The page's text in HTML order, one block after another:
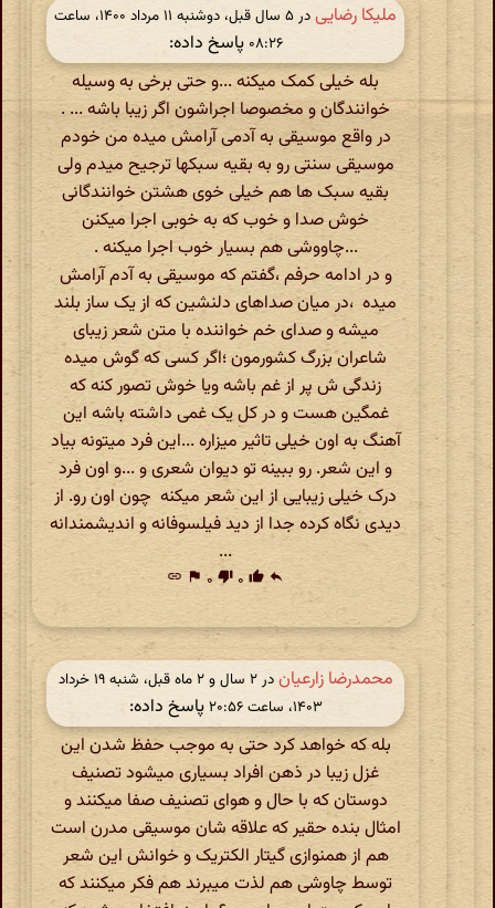
ملیکا رضایی
در ‫۵ سال قبل، دوشنبه ۱۱ مرداد ۱۴۰۰، ساعت
۰۸:۲۶ پاسخ داده:
بله خیلی کمک میکنه ...و حتی برخی به وسیله
خوانندگان و مخصوصا اجراشون اگر زیبا باشه ... .
در واقع موسیقی به آدمی آرامش میده من خودم
موسیقی سنتی رو به بقیه سبکها ترجیح میدم ولی
بقیه سبک ها هم خیلی خوی هشتن خوانندگانی
خوش صدا و خوب که به خوبی اجرا میکنن
...چاووشی هم بسیار خوب اجرا میکنه .
و در ادامه حرفم ،گفتم که موسیقی به آدم آرامش
میده ،در میان صداهای دلنشین که از یک ساز بلند
میشه و صدای خم خواننده با متن شعر زیبای
شاعران بزرگ کشورمون ؛اگر کسی که گوش میده
زندگی ش پر از غم باشه ویا خوش تصور کنه که
غمگین هست و در کل یک غمی داشته باشه این
آهنگ به اون خیلی تاثیر میزاره ...این فرد میتونه بیاد
و این شعر. رو ببینه تو دیوان شعری و ...و اون فرد
درک خیلی زیبایی از این شعر میکنه چون اون رو. از
دیدی نگاه کرده جدا از دید فیلسوفانه و اندیشمندانه
...
reply
thumb_up ۰ thumb_down ۰ flag
link
محمدرضا زارعیان
در ‫۲ سال و ۲ ماه قبل، شنبه ۱۹ خرداد
۱۴۰۳، ساعت ۲۰:۵۶
پاسخ داده:
بله که خواهد کرد حتی به موجب حفظ شدن این
غزل زیبا در ذهن افراد بسیاری میشود تصنیف
دوستان که با حال و هوای تصنیف صفا میکنند و
امثال بنده حقیر که علاقه شان موسیقی مدرن است
هم از همنوازی گیتار الکتریک و خوانش این شعر
توسط چاوشی هم لذت میبرند هم فکر میکنند که